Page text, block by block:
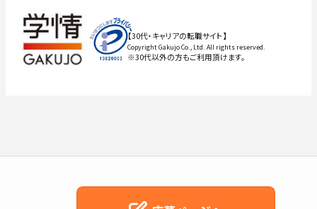
【30代・キャリアの転職サイト】
Copyright Gakujo Co., Ltd. All rights reserved.
※30代以外の方もご利用頂けます。